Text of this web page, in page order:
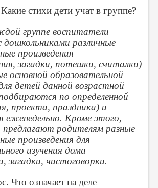
стихи дети учат в группе?
группе воспитатели
дошкольниками различные
произведения
загадки, потешки, считалки)
основной образовательной
детей данной возрастной
по определенной
проекта, праздника) и
еженедельно. Кроме этого,
родителям разные
произведения для
изучения дома
загадки, чистоговорки.
означает на деле